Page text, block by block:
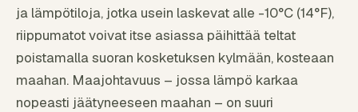
ja lämpötiloja, jotka usein laskevat alle -10°C (14°F),
riippumatot voivat itse asiassa päihittää teltat
poistamalla suoran kosketuksen kylmään, kosteaan
maahan. Maajohtavuus – jossa lämpö karkaa
nopeasti jäätyneeseen maahan – on suuri